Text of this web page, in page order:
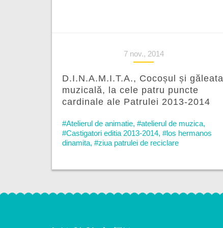
7 nov., 2014
D.I.N.A.M.I.T.A., Cocoșul și găleata
muzicală, la cele patru puncte
cardinale ale Patrulei 2013-2014
#Atelierul de animatie, #atelierul de muzica,
#Castigatori editia 2013-2014, #los hermanos
dinamita, #ziua patrulei de reciclare